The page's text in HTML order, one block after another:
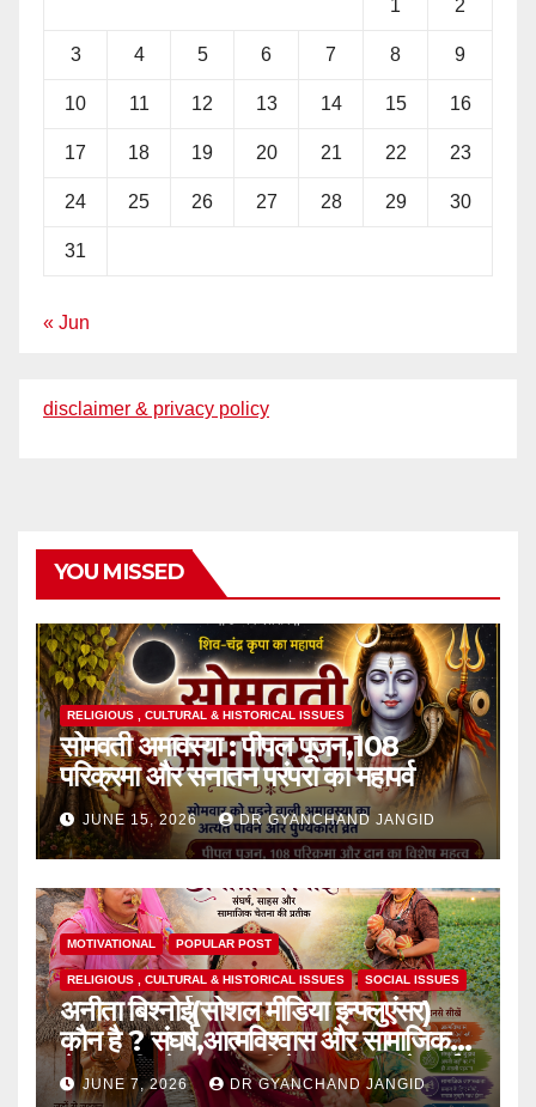
1 2
3 4 5 6 7 8 9
10 11 12 13 14 15 16
17 18 19 20 21 22 23
24 25 26 27 28 29 30
31
« Jun
disclaimer & privacy policy
YOU MISSED
RELIGIOUS , CULTURAL & HISTORICAL ISSUES
सोमवती अमावस्या : पीपल पूजन,108
परिक्रमा और सनातन परंपरा का महापर्व
JUNE 15, 2026 DR GYANCHAND JANGID
MOTIVATIONAL POPULAR POST
RELIGIOUS , CULTURAL & HISTORICAL ISSUES SOCIAL ISSUES
अनीता बिश्नोई(सोशल मीडिया इन्फ्लुएंसर)
कौन है ? संघर्ष,आत्मविश्वास और सामाजिक
चेतना की प्रेरक,हाल ही में एक घटना से आई
JUNE 7, 2026 DR GYANCHAND JANGID